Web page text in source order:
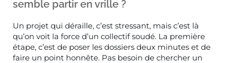
semble partir en vrille ?
Un projet qui déraille, c’est stressant, mais c’est là
qu’on voit la force d’un collectif soudé. La première
étape, c’est de poser les dossiers deux minutes et de
faire un point honnête. Pas besoin de chercher un